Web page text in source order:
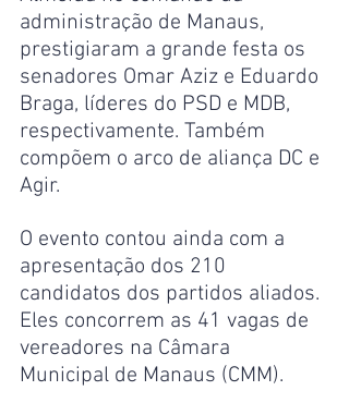
administração de Manaus,
prestigiaram a grande festa os
senadores Omar Aziz e Eduardo
Braga, líderes do PSD e MDB,
respectivamente. Também
compõem o arco de aliança DC e
Agir.
O evento contou ainda com a
apresentação dos 210
candidatos dos partidos aliados.
Eles concorrem as 41 vagas de
vereadores na Câmara
Municipal de Manaus (CMM).